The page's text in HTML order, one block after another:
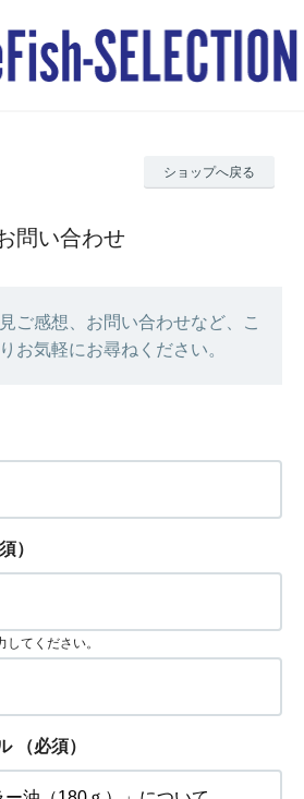
ショップへ戻る
問い合わせ
ご感想、お問い合わせなど、こ
お気軽にお尋ねください。
）
てください。
（必須）